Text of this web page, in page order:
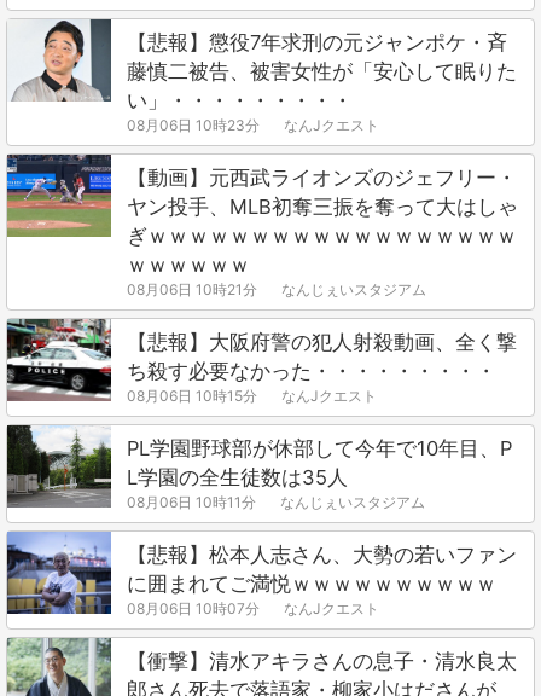
【悲報】懲役7年求刑の元ジャンポケ・斉
藤慎二被告、被害女性が「安心して眠りた
い」・・・・・・・・・
08月06日 10時23分 なんJクエスト
【動画】元西武ライオンズのジェフリー・
ヤン投手、MLB初奪三振を奪って大はしゃ
ぎｗｗｗｗｗｗｗｗｗｗｗｗｗｗｗｗｗｗ
ｗｗｗｗｗｗ
08月06日 10時21分 なんじぇいスタジアム
【悲報】大阪府警の犯人射殺動画、全く撃
ち殺す必要なかった・・・・・・・・・
08月06日 10時15分 なんJクエスト
PL学園野球部が休部して今年で10年目、P
L学園の全生徒数は35人
08月06日 10時11分 なんじぇいスタジアム
【悲報】松本人志さん、大勢の若いファン
に囲まれてご満悦ｗｗｗｗｗｗｗｗｗｗ
08月06日 10時07分 なんJクエスト
【衝撃】清水アキラさんの息子・清水良太
郎さん死去で落語家・柳家小はださんが